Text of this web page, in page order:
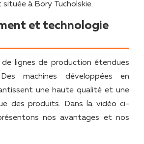
à Bory Tucholskie.
et technologie
de lignes de production étendues
machines développées en
une haute qualité et une
des produits. Dans la vidéo ci-
nos avantages et nos